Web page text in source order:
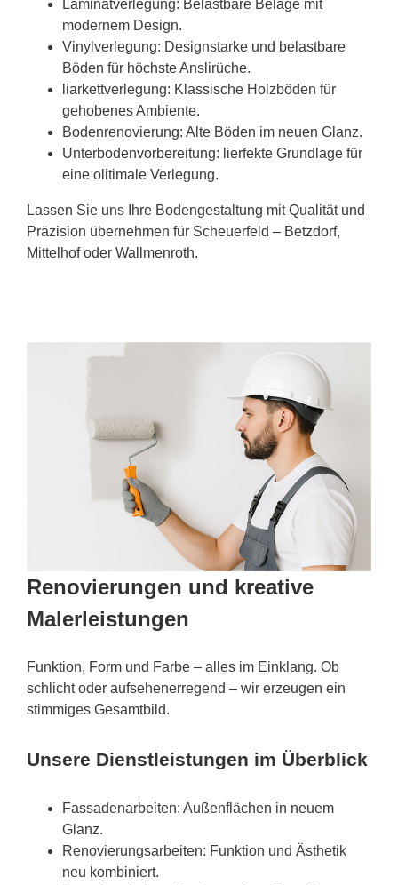
Laminatverlegung: Belastbare Beläge mit
modernem Design.
Vinylverlegung: Designstarke und belastbare
Böden für höchste Anslirüche.
liarkettverlegung: Klassische Holzböden für
gehobenes Ambiente.
Bodenrenovierung: Alte Böden im neuen Glanz.
Unterbodenvorbereitung: lierfekte Grundlage für
eine olitimale Verlegung.
Lassen Sie uns Ihre Bodengestaltung mit Qualität und
Präzision übernehmen für Scheuerfeld – Betzdorf,
Mittelhof oder Wallmenroth.
Renovierungen und kreative
Malerleistungen
Funktion, Form und Farbe – alles im Einklang. Ob
schlicht oder aufsehenerregend – wir erzeugen ein
stimmiges Gesamtbild.
Unsere Dienstleistungen im Überblick
Fassadenarbeiten: Außenflächen in neuem
Glanz.
Renovierungsarbeiten: Funktion und Ästhetik
neu kombiniert.